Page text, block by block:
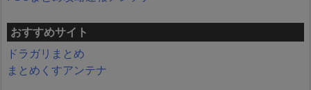
おすすめサイト
ドラガリまとめ
まとめくすアンテナ